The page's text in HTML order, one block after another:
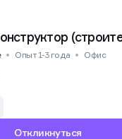
Опыт 1-3 года Офис
Откликнуться